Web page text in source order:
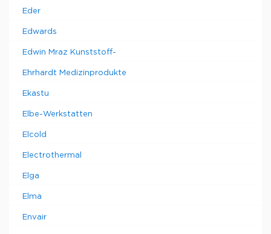
Eder
Edwards
Edwin Mraz Kunststoff-
Ehrhardt Medizinprodukte
Ekastu
Elbe-Werkstatten
Elcold
Electrothermal
Elga
Elma
Envair